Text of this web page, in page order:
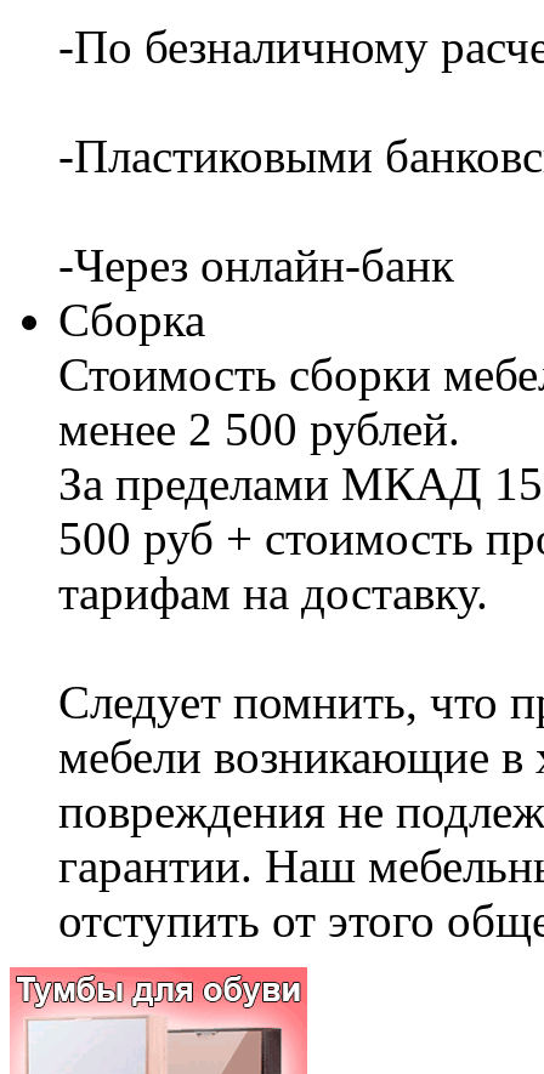
-По безналичному
-Пластиковыми
-Через онлайн-банк
Сборка
Стоимость сборки
менее 2 500 рублей.
За пределами МКАД
500 руб + стоимость
тарифам на доставку.
Следует помнить, что
мебели возникающие в
повреждения не
гарантии. Наш
отступить от этого